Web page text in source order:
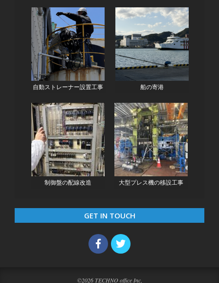
自動ストレーナー設置工事 船の寄港
制御盤の配線改造 大型プレス機の移設工事
GET IN TOUCH
©2026 TECHNO office Inc,